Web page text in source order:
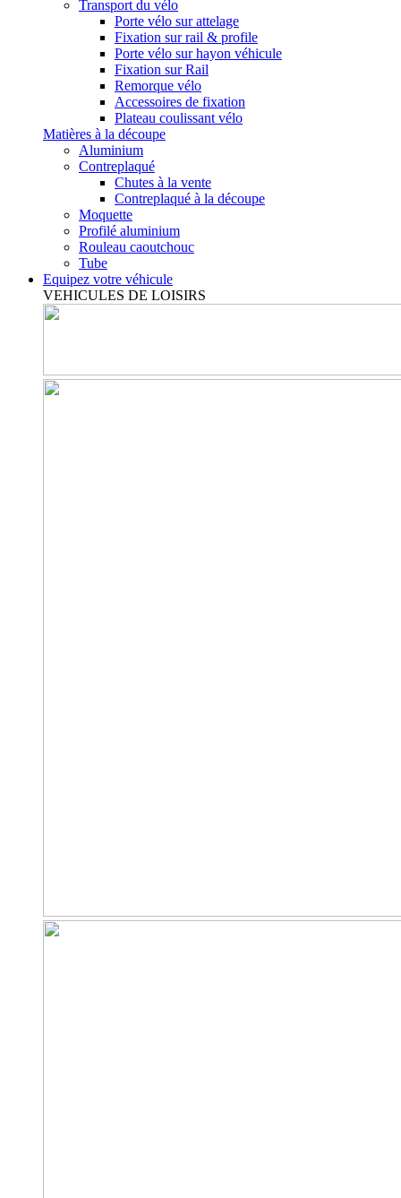
Transport du vélo
Porte vélo sur attelage
Fixation sur rail & profile
Porte vélo sur hayon véhicule
Fixation sur Rail
Remorque vélo
Accessoires de fixation
Plateau coulissant vélo
Matières à la découpe
Aluminium
Contreplaqué
Chutes à la vente
Contreplaqué à la découpe
Moquette
Profilé aluminium
Rouleau caoutchouc
Tube
Equipez votre véhicule
VEHICULES DE LOISIRS